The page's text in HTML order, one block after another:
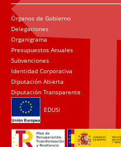
Órganos de Gobierno
Delegaciones
Organigrama
Presupuestos Anuales
Subvenciones
Identidad Corporativa
Diputación Abierta
Diputación Transparente
EDUSI